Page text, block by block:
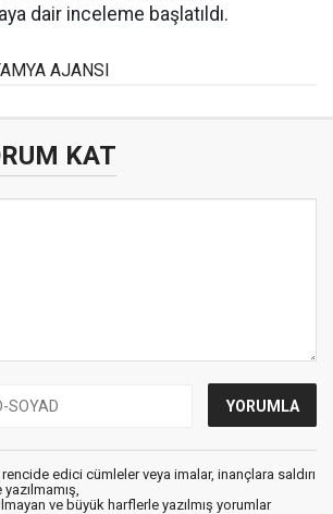
dair inceleme başlatıldı.
AJANSI
KAT
edici cümleler veya imalar, inançlara saldırı
ve büyük harflerle yazılmış yorumlar